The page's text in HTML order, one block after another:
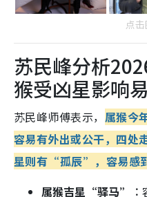
点
苏民峰分析
猴受凶星影响
苏民峰师傅表示， 属猴今
容易有外出或公干，四处
星则有“孤辰”，容易感
属猴吉星“驿马”︰